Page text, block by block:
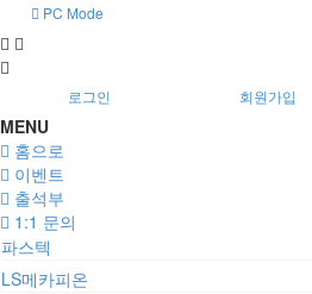
PC Mode
로그인 회원가입
MENU
홈으로
이벤트
출석부
1:1 문의
파스텍
LS메카피온